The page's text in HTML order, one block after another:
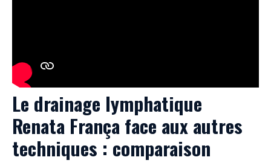
Le drainage lymphatique
Renata França face aux autres
techniques : comparaison